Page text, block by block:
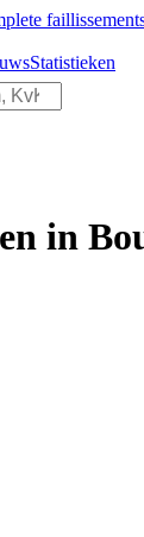
Statistieken
in